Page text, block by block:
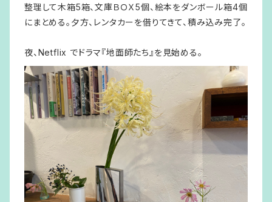
整理して木箱5箱、文庫ＢＯＸ5個、絵本をダンボール箱4個
にまとめる。夕方、レンタカーを借りてきて、積み込み完了。
夜、Netflix でドラマ『地面師たち』を見始める。